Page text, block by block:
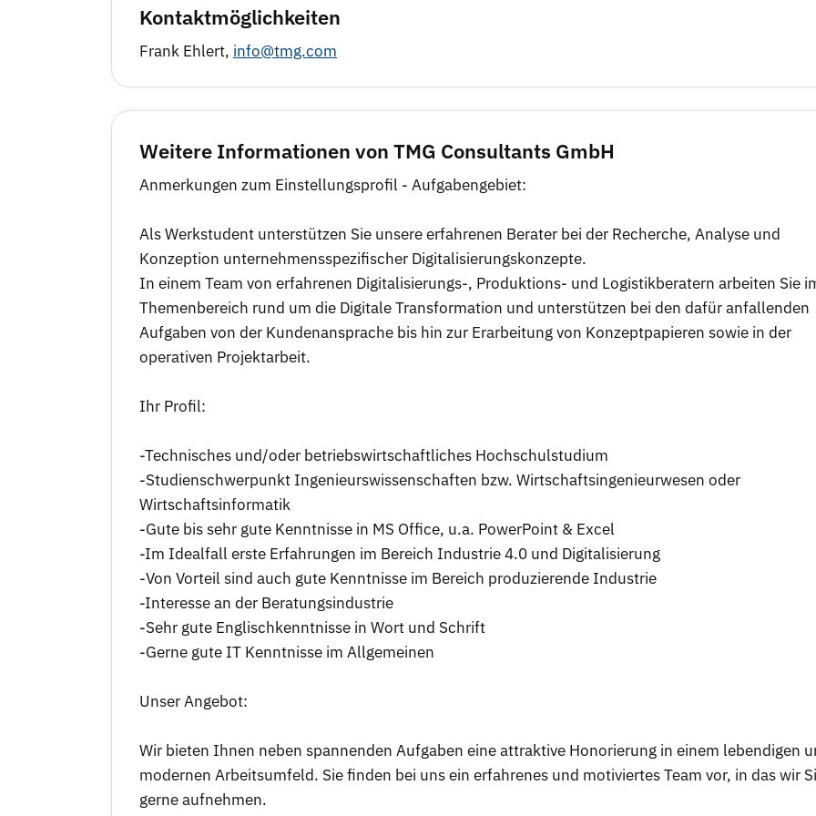
Kontaktmöglichkeiten
Frank Ehlert, info@tmg.com
Weitere Informationen von TMG Consultants GmbH
Anmerkungen zum Einstellungsprofil - Aufgabengebiet:
Als Werkstudent unterstützen Sie unsere erfahrenen Berater bei der Recherche, Analyse und
Konzeption unternehmensspezifischer Digitalisierungskonzepte.
In einem Team von erfahrenen Digitalisierungs-, Produktions- und Logistikberatern arbeiten Sie
Themenbereich rund um die Digitale Transformation und unterstützen bei den dafür anfallenden
Aufgaben von der Kundenansprache bis hin zur Erarbeitung von Konzeptpapieren sowie in der
operativen Projektarbeit.
Ihr Profil:
-Technisches und/oder betriebswirtschaftliches Hochschulstudium
-Studienschwerpunkt Ingenieurswissenschaften bzw. Wirtschaftsingenieurwesen oder
Wirtschaftsinformatik
-Gute bis sehr gute Kenntnisse in MS Office, u.a. PowerPoint & Excel
-Im Idealfall erste Erfahrungen im Bereich Industrie 4.0 und Digitalisierung
-Von Vorteil sind auch gute Kenntnisse im Bereich produzierende Industrie
-Interesse an der Beratungsindustrie
-Sehr gute Englischkenntnisse in Wort und Schrift
-Gerne gute IT Kenntnisse im Allgemeinen
Unser Angebot:
Wir bieten Ihnen neben spannenden Aufgaben eine attraktive Honorierung in einem lebendigen
modernen Arbeitsumfeld. Sie finden bei uns ein erfahrenes und motiviertes Team vor, in das wir
gerne aufnehmen.